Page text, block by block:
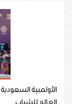
الأولمبية